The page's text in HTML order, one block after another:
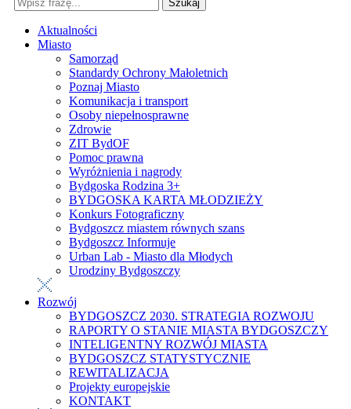
Szukaj
Aktualności
Miasto
Samorząd
Standardy Ochrony Małoletnich
Poznaj Miasto
Komunikacja i transport
Osoby niepełnosprawne
Zdrowie
ZIT BydOF
Pomoc prawna
Wyróżnienia i nagrody
Bydgoska Rodzina 3+
BYDGOSKA KARTA MŁODZIEŻY
Konkurs Fotograficzny
Bydgoszcz miastem równych szans
Bydgoszcz Informuje
Urban Lab - Miasto dla Młodych
Urodziny Bydgoszczy
Rozwój
BYDGOSZCZ 2030. STRATEGIA ROZWOJU
RAPORTY O STANIE MIASTA BYDGOSZCZY
INTELIGENTNY ROZWÓJ MIASTA
BYDGOSZCZ STATYSTYCZNIE
REWITALIZACJA
Projekty europejskie
KONTAKT